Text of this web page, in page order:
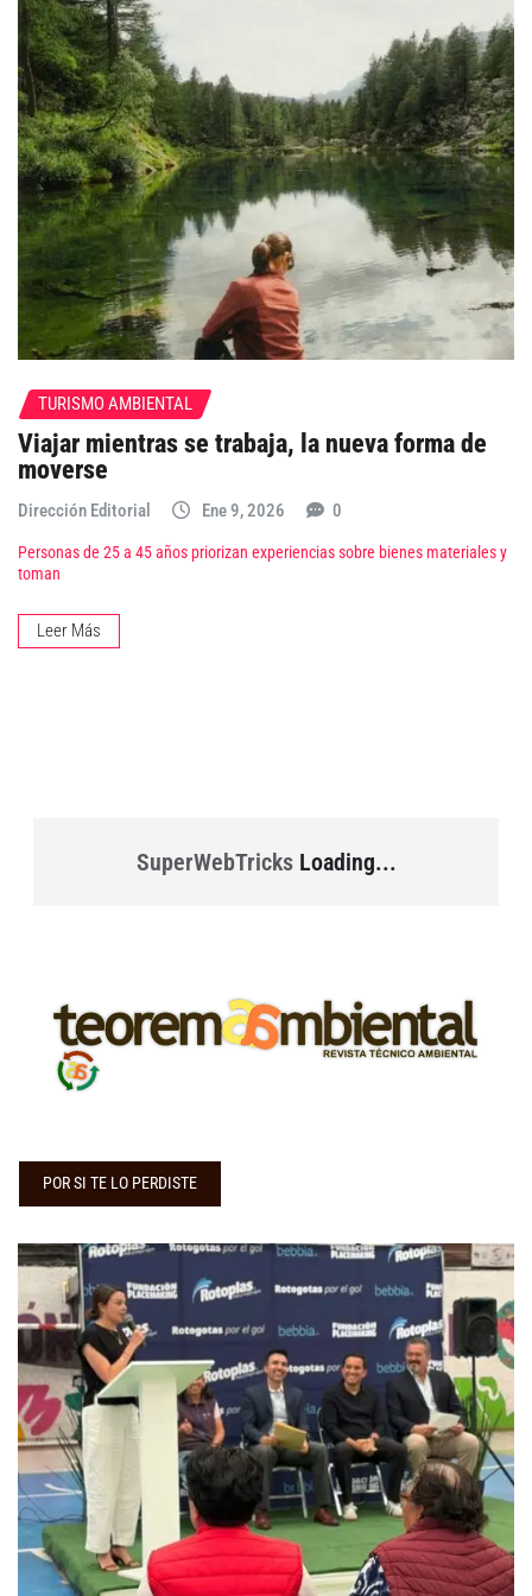
TURISMO AMBIENTAL
Viajar mientras se trabaja, la nueva forma de
moverse
Dirección Editorial Ene 9, 2026 0
Personas de 25 a 45 años priorizan experiencias sobre bienes materiales y
toman
Leer Más
SuperWebTricksLoading...
POR SI TE LO PERDISTE